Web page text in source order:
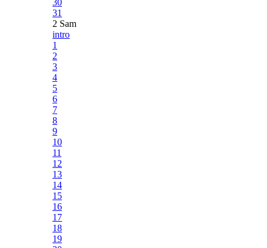
31
2 Sam
intro
1
2
3
4
5
6
7
8
9
10
11
12
13
14
15
16
17
18
19